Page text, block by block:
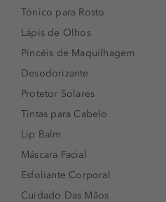
Tónico para Rosto
Lápis de Olhos
Pincéis de Maquilhagem
Desodorizante
Protetor Solares
Tintas para Cabelo
Lip Balm
Máscara Facial
Esfoliante Corporal
Cuidado Das Mãos